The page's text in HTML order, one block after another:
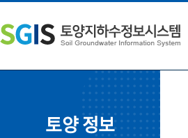
문
내
용
쪽
메
뉴
단
주
소
토양 정보